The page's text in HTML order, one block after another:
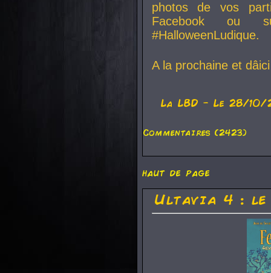
photos de vos
Facebook ou
#HalloweenLudique.
A la prochaine et
La LBD - Le 28/10/
Commentaires (2423)
haut de page
Ultavia 4 :